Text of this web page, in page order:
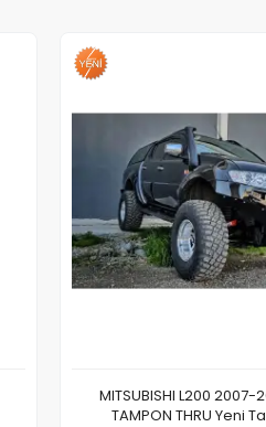
MITSUBISHI L200 2007-
TAMPON THRU Yeni